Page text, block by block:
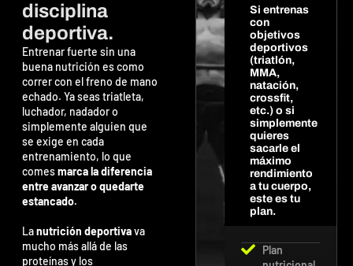
disciplina
deportiva.
Entrenar fuerte sin una
buena nutrición es como
correr con el freno de mano
echado. Ya seas triatleta,
luchador, nadador o
simplemente alguien que
se exige en cada
entrenamiento, lo que
comesmarca la diferencia
entre avanzar o quedarte
estancado.
Lanutrición deportivava
mucho más allá de las
proteínas y los
Si entrenas
con
objetivos
deportivos
(triatlón,
MMA,
natación,
crossfit,
etc.) o si
simplemente
quieres
sacarle el
máximo
rendimiento
a tu cuerpo,
este es tu
plan.
Plan